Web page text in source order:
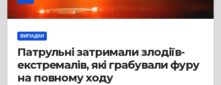
ВИПАДКИ
Патрульні затримали злодіїв-
екстремалів, які грабували фуру
на повному ходу